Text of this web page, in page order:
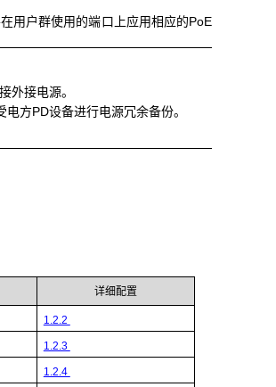
用户群使用的端口上应用相应的PoE
外接电源。
方PD设备进行电源冗余备份。
详细配置
1.2.2
1.2.3
1.2.4